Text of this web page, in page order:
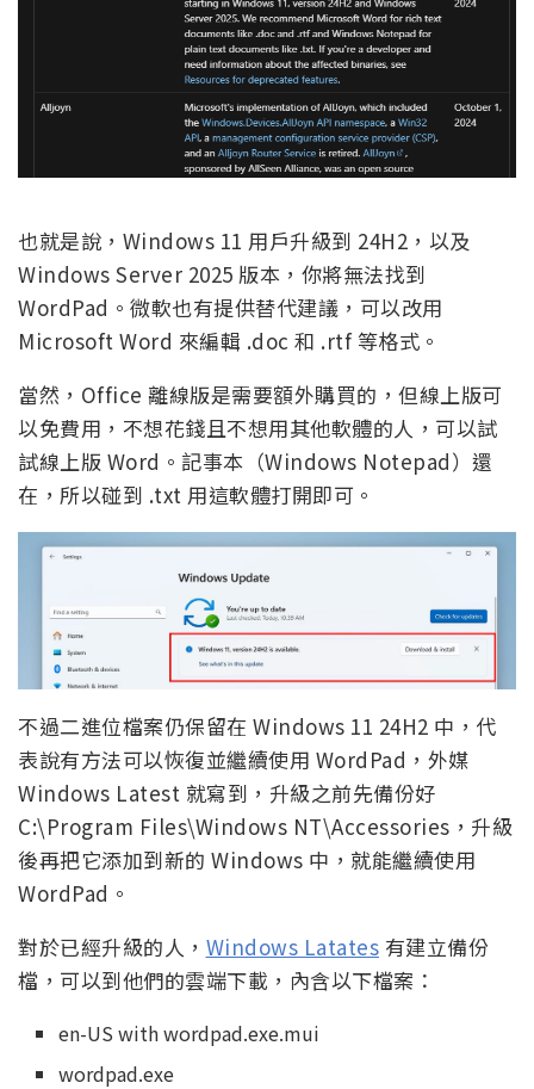
也就是說，Windows 11 用戶升級到 24H2，以及
Windows Server 2025 版本，你將無法找到
WordPad。微軟也有提供替代建議，可以改用
Microsoft Word 來編輯 .doc 和 .rtf 等格式。
當然，Office 離線版是需要額外購買的，但線上版可
以免費用，不想花錢且不想用其他軟體的人，可以試
試線上版 Word。記事本（Windows Notepad）還
在，所以碰到 .txt 用這軟體打開即可。
不過二進位檔案仍保留在 Windows 11 24H2 中，代
表說有方法可以恢復並繼續使用 WordPad，外媒
Windows Latest 就寫到，升級之前先備份好
C:\Program Files\Windows NT\Accessories，升級
後再把它添加到新的 Windows 中，就能繼續使用
WordPad。
對於已經升級的人， Windows Latates 有建立備份
檔，可以到他們的雲端下載，內含以下檔案：
en-US with wordpad.exe.mui
wordpad.exe